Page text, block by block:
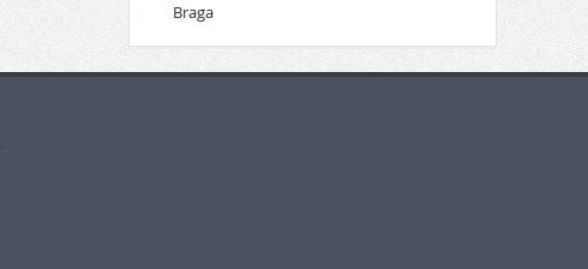
Braga